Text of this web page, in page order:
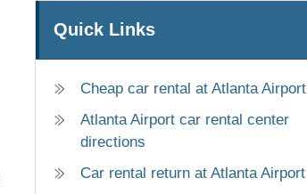
Quick Links
Cheap car rental at Atlanta Airport
Atlanta Airport car rental center
directions
Car rental return at Atlanta Airport